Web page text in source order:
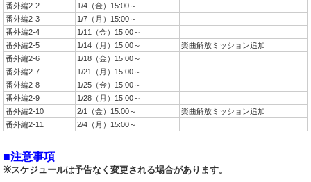
番外編2-2
1/4（金）15:00～
番外編2-3
1/7（月）15:00～
番外編2-4
1/11（金）15:00～
番外編2-5
1/14（月）15:00～
楽曲解放ミッション追加
番外編2-6
1/18（金）15:00～
番外編2-7
1/21（月）15:00～
番外編2-8
1/25（金）15:00～
番外編2-9
1/28（月）15:00～
番外編2-10
2/1（金）15:00～
楽曲解放ミッション追加
番外編2-11
2/4（月）15:00～
■注意事項
※スケジュールは予告なく変更される場合があります。